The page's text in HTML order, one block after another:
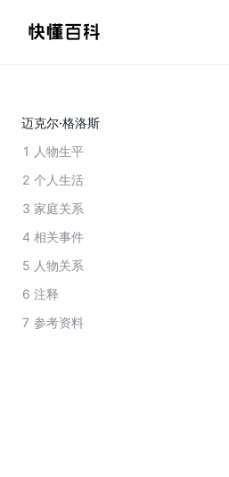
迈克尔·格洛斯
1 人物生平
2 个人生活
3 家庭关系
4 相关事件
5 人物关系
6 注释
7 参考资料